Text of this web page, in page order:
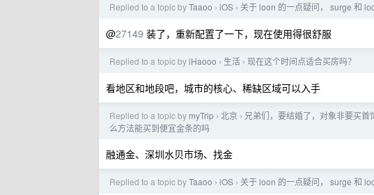
Replied to a topic byTaaoo › iOS › 关于 loon 的一点疑问， surge 和
@27149 装了，重新配置了一下，现在使用得很舒服
Replied to a topic byiHaooo › 生活 › 现在这个时间点适合买房吗？
看地区和地段吧，城市的核心、稀缺区域可以入手
Replied to a topic by myTrip › 北京 › 兄弟们，要结婚了，对象非要买
么方法能买到便宜金条的吗
融通金、深圳水贝市场、找金
Replied to a topic byTaaoo › iOS › 关于 loon 的一点疑问， surge 和